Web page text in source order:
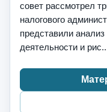
совет рассмотрел
налогового
представили
деятельности и